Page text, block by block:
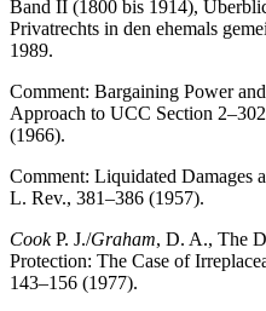
Band II (1800 bis 1914),
Privatrechts in den ehemals
1989.
Comment: Bargaining Power
Approach to UCC Section
(1966).
Comment: Liquidated Damages
L. Rev., 381–386 (1957).
CookP. J./Graham, D. A., The
Protection: The Case of
143–156 (1977).